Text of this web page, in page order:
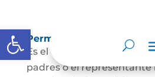
Abrir barra de herramientas
Permisos de salida de
Es el documento mediante
padres o el representante